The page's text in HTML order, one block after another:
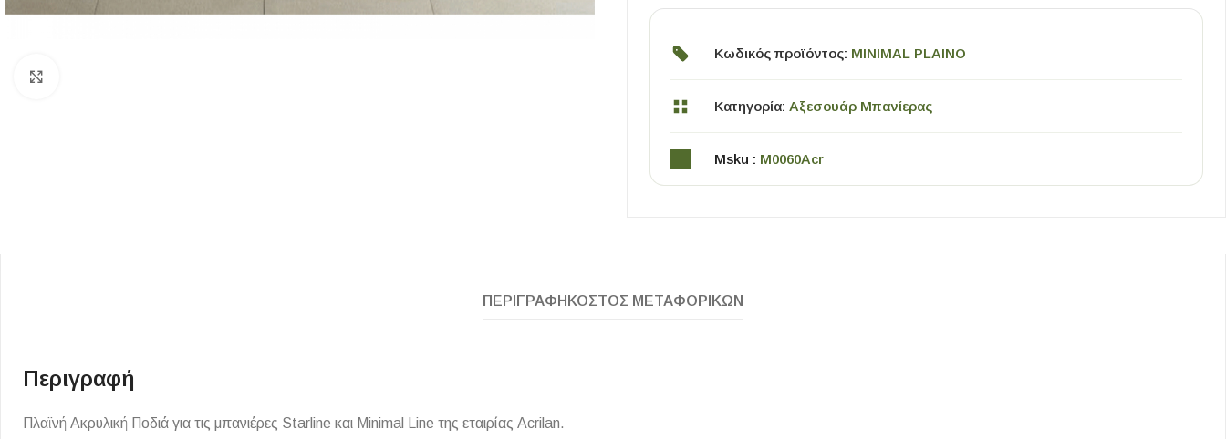
ΕΙΔΟΣ ΠΛΑΚΙΔΙΩΝ
Εσωτερικού Χώρου Ξύλο Υπολογισμός Αποστατών -Κλίπς
Κωδικός προϊόντος: MINIMAL PLAINO
Κατηγορία: Αξεσουάρ Μπανίερας
Msku : M0060Acr
ΠΕΡΙΓΡΑΦΉ ΚΌΣΤΟΣ ΜΕΤΑΦΟΡΙΚΏΝ
Περιγραφή
Πλαϊνή Ακρυλική Ποδιά για τις μπανιέρες Starline και Minimal Line της εταιρίας Acrilan.